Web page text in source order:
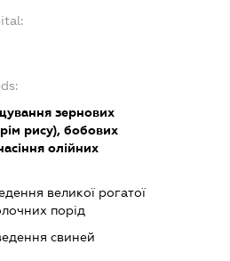
зернових
рису), бобових
олійних
великої рогатої
порід
свиней